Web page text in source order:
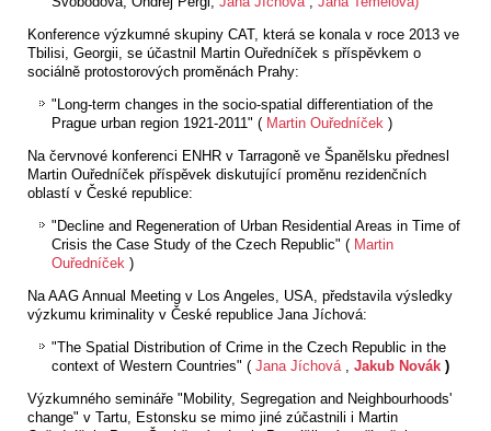
Konference výzkumné skupiny CAT, která se konala v roce 2013 ve
Tbilisi, Georgii, se účastnil Martin Ouředníček s příspěvkem o
sociálně protostorových proměnách Prahy:
"Long-term changes in the socio-spatial differentiation of the
Prague urban region 1921-2011" ( Martin Ouředníček )
Na červnové konferenci ENHR v Tarragoně ve Španělsku přednesl
Martin Ouředníček příspěvek diskutující proměnu rezidenčních
oblastí v České republice:
"Decline and Regeneration of Urban Residential Areas in Time of
Crisis the Case Study of the Czech Republic" ( Martin
Ouředníček )
Na AAG Annual Meeting v Los Angeles, USA, představila výsledky
výzkumu kriminality v České republice Jana Jíchová:
"The Spatial Distribution of Crime in the Czech Republic in the
context of Western Countries" ( Jana Jíchová , Jakub Novák )
Výzkumného semináře "Mobility, Segregation and Neighbourhoods'
change" v Tartu, Estonsku se mimo jiné zúčastnili i Martin